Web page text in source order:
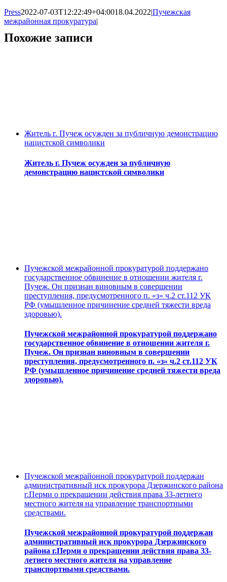
Press2022-07-03T12:22:49+04:0018.04.2022|Пучежская
межрайонная прокуратура|
Похожие записи
Житель г. Пучеж осужден за публичную демонстрацию
нацистской символики
Житель г. Пучеж осужден за публичную
демонстрацию нацистской символики
Пучежской межрайонной прокуратурой поддержано
государственное обвинение в отношении жителя г.
Пучеж. Он признан виновным в совершении
преступления, предусмотренного п. «з» ч.2 ст.112 УК
РФ (умышленное причинение средней тяжести вреда
здоровью).
Пучежской межрайонной прокуратурой поддержано
государственное обвинение в отношении жителя г.
Пучеж. Он признан виновным в совершении
преступления, предусмотренного п. «з» ч.2 ст.112 УК
РФ (умышленное причинение средней тяжести вреда
здоровью).
Пучежской межрайонной прокуратурой поддержан
административный иск прокурора Дзержинского района
г.Перми о прекращении действия права 33-летнего
местного жителя на управление транспортными
средствами.
Пучежской межрайонной прокуратурой поддержан
административный иск прокурора Дзержинского
района г.Перми о прекращении действия права 33-
летнего местного жителя на управление
транспортными средствами.